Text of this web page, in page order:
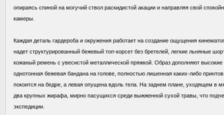
опираясь спиной на могучий ствол раскидистой акации и направляя свой
камеры.
Каждая деталь гардероба и окружения работает на создание ощущения
надет структурированный бежевый топ-корсет без бретелей, легкие льняные
кожаный ремень с увесистой металлической пряжкой. Образ дополняют высокие
однотонная бежевая бандана на голове, полностью лишенная каких-либо
покоится на бедре, а левая опущена вдоль тела. На заднем плане, уходящем в
два крупных жирафа, мирно пасущихся среди выжженной сухой травы, что
экспедиции.